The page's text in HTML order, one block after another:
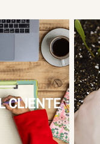
CLIENTE